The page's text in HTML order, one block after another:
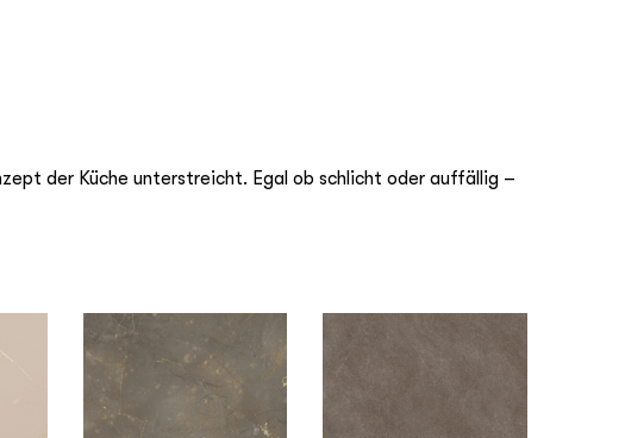
der Küche unterstreicht. Egal ob schlicht oder auffällig –